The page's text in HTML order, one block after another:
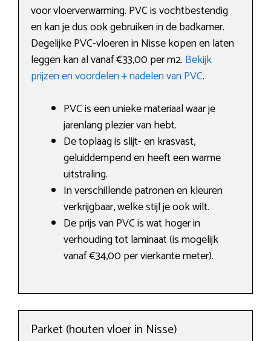
voor vloerverwarming. PVC is vochtbestendig
en kan je dus ook gebruiken in de badkamer.
Degelijke PVC-vloeren in Nisse kopen en laten
leggen kan al vanaf €33,00 per m2. Bekijk
prijzen en voordelen + nadelen van PVC.
PVC is een unieke materiaal waar je
jarenlang plezier van hebt.
De toplaag is slijt- en krasvast,
geluiddempend en heeft een warme
uitstraling.
In verschillende patronen en kleuren
verkrijgbaar, welke stijl je ook wilt.
De prijs van PVC is wat hoger in
verhouding tot laminaat (is mogelijk
vanaf €34,00 per vierkante meter).
Parket (houten vloer in Nisse)